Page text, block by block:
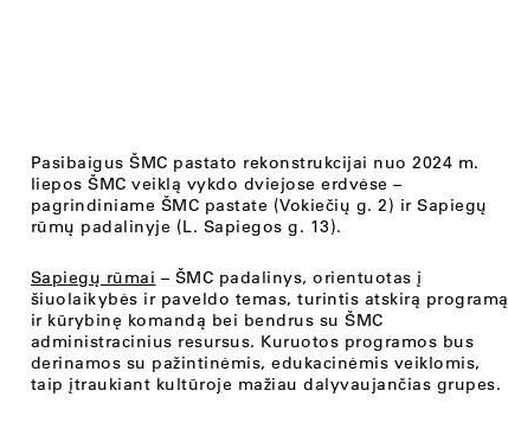
Pasibaigus ŠMC pastato rekonstrukcijai nuo 2024 m.
liepos ŠMC veiklą vykdo dviejose erdvėse –
pagrindiniame ŠMC pastate (Vokiečių g. 2) ir Sapiegų
rūmų padalinyje (L. Sapiegos g. 13).
Sapiegų rūmai – ŠMC padalinys, orientuotas į
šiuolaikybės ir paveldo temas, turintis atskirą programą
ir kūrybinę komandą bei bendrus su ŠMC
administracinius resursus. Kuruotos programos bus
derinamos su pažintinėmis, edukacinėmis veiklomis,
taip įtraukiant kultūroje mažiau dalyvaujančias grupes.